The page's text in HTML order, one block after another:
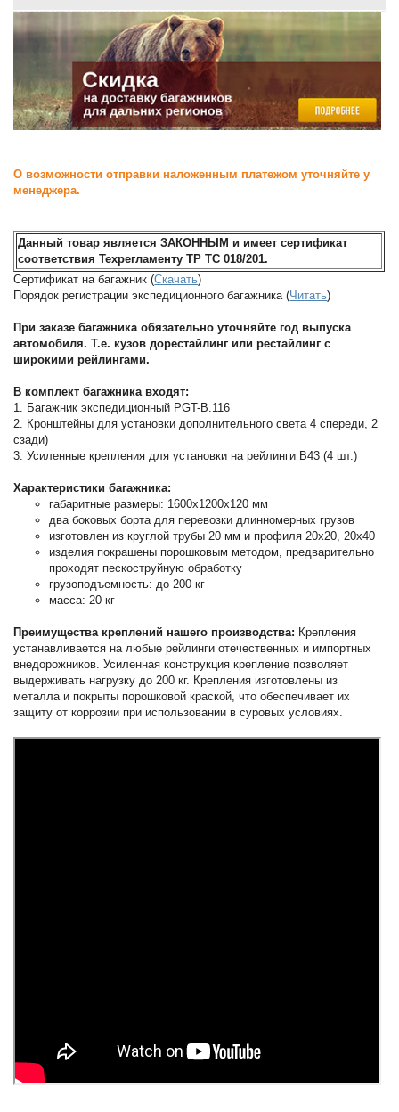
О возможности отправки наложенным платежом уточняйте у
менеджера.
Данный товар является ЗАКОННЫМ и имеет сертификат
соответствия Техрегламенту ТР ТС 018/201.
Сертификат на багажник (Скачать)
Порядок регистрации экспедиционного багажника (Читать)
При заказе багажника обязательно уточняйте год выпуска
автомобиля. Т.е. кузов дорестайлинг или рестайлинг с
широкими рейлингами.
В комплект багажника входят:
1. Багажник экспедиционный PGT-B.116
2. Кронштейны для установки дополнительного света 4 спереди, 2
сзади)
3. Усиленные крепления для установки на рейлинги B43 (4 шт.)
Характеристики багажника:
габаритные размеры: 1600х1200х120 мм
два боковых борта для перевозки длинномерных грузов
изготовлен из круглой трубы 20 мм и профиля 20х20, 20х40
изделия покрашены порошковым методом, предварительно
проходят пескоструйную обработку
грузоподъемность: до 200 кг
масса: 20 кг
Преимущества креплений нашего производства: Крепления
устанавливается на любые рейлинги отечественных и импортных
внедорожников. Усиленная конструкция крепление позволяет
выдерживать нагрузку до 200 кг. Крепления изготовлены из
металла и покрыты порошковой краской, что обеспечивает их
защиту от коррозии при использовании в суровых условиях.